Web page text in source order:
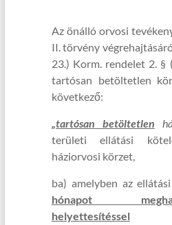
Az önálló orvosi
II. törvény
23.) Korm. rendelet 2. §
tartósan betöltetlen
következő:
„tartósan betöltetlen
területi ellátási
háziorvosi körzet,
ba) amelyben az
hónapot
helyettesítéssel